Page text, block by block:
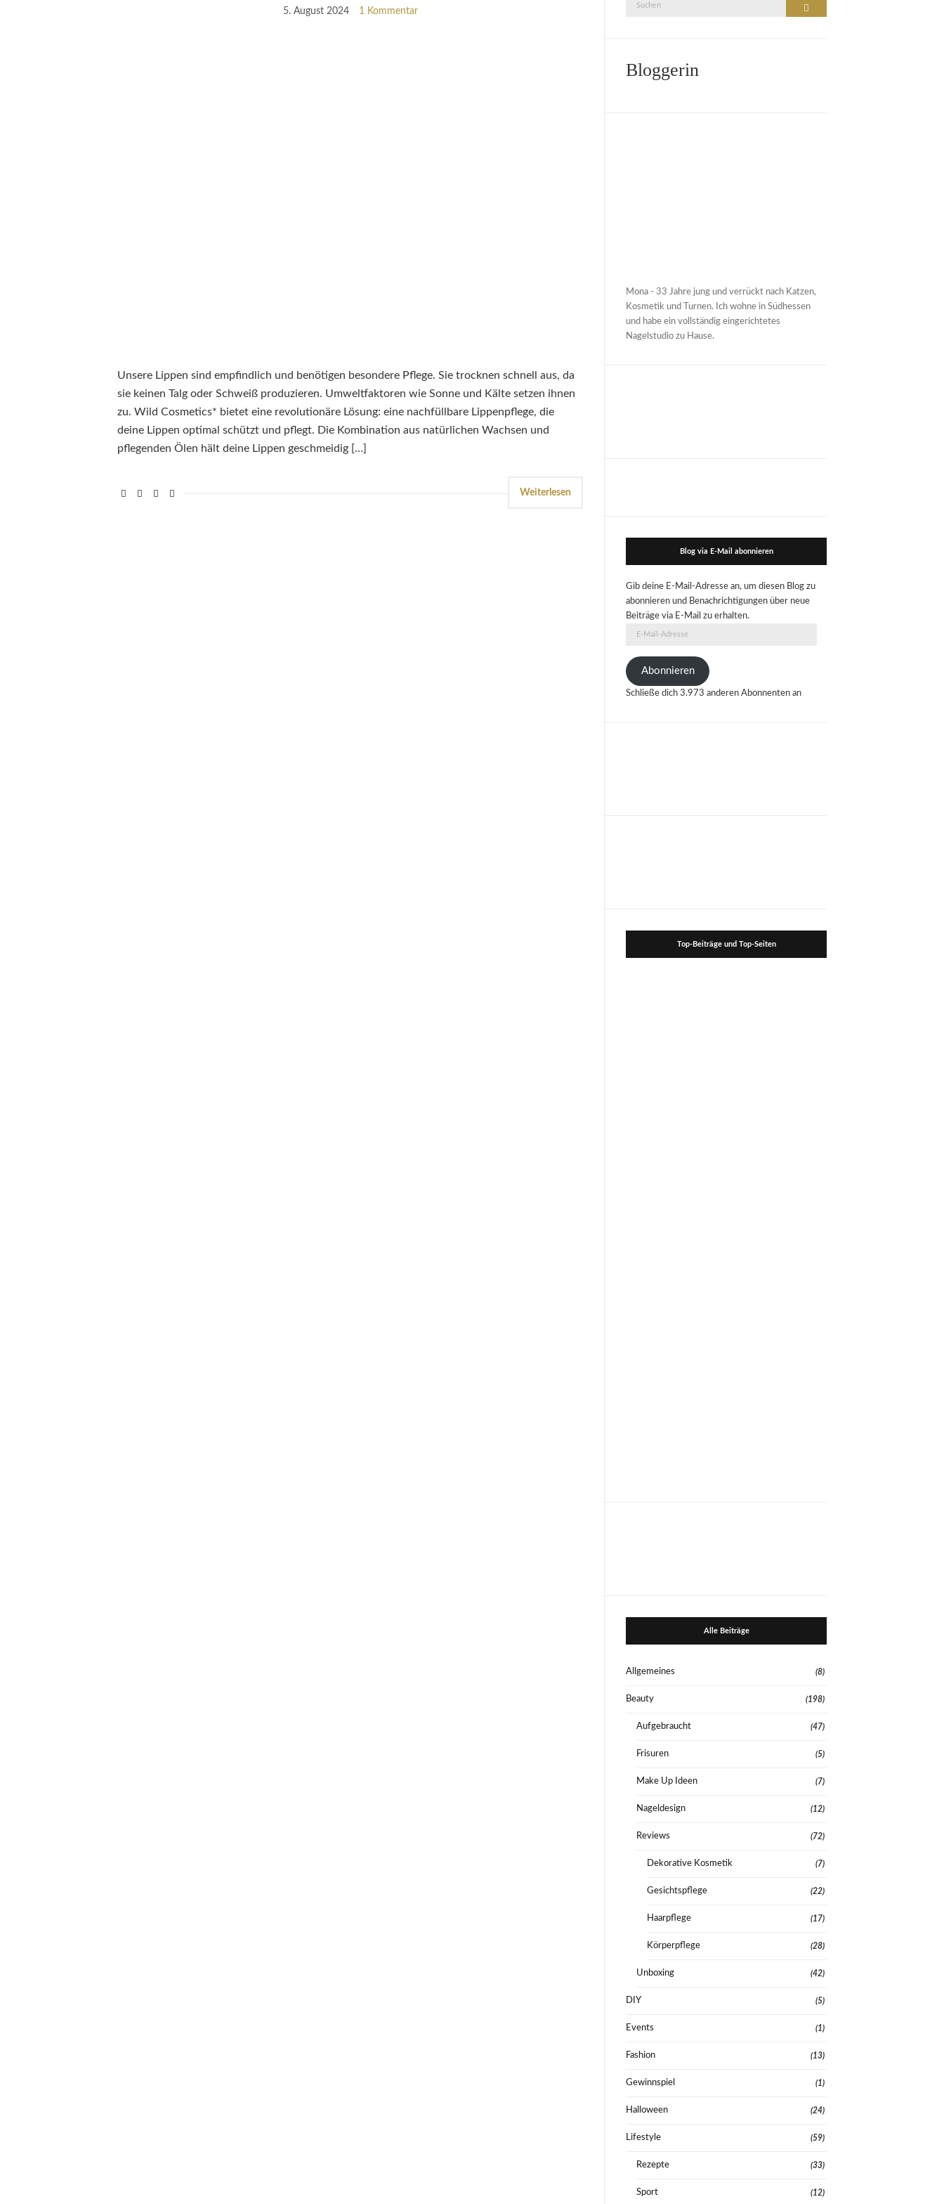
5. August 2024 1 Kommentar
Unsere Lippen sind empfindlich und benötigen besondere Pflege. Sie trocknen schnell aus, da
sie keinen Talg oder Schweiß produzieren. Umweltfaktoren wie Sonne und Kälte setzen ihnen
zu. Wild Cosmetics* bietet eine revolutionäre Lösung: eine nachfüllbare Lippenpflege, die
deine Lippen optimal schützt und pflegt. Die Kombination aus natürlichen Wachsen und
pflegenden Ölen hält deine Lippen geschmeidig […]
Weiterlesen
Suchen
Bloggerin
Mona - 33 Jahre jung und verrückt nach Katzen,
Kosmetik und Turnen. Ich wohne in Südhessen
und habe ein vollständig eingerichtetes
Nagelstudio zu Hause.
Blog via E-Mail abonnieren
Gib deine E-Mail-Adresse an, um diesen Blog zu
abonnieren und Benachrichtigungen über neue
Beiträge via E-Mail zu erhalten.
Adresse
Abonnieren
Schließe dich 3.973 anderen Abonnenten an
Top-Beiträge und Top-Seiten
Alle Beiträge
Allgemeines (8)
Beauty (198)
Aufgebraucht (47)
Frisuren (5)
Make Up Ideen (7)
Nageldesign (12)
Reviews (72)
Dekorative Kosmetik (7)
Gesichtspflege (22)
Haarpflege (17)
Körperpflege (28)
Unboxing (42)
DIY (5)
Events (1)
Fashion (13)
Gewinnspiel (1)
Halloween (24)
Lifestyle (59)
Rezepte (33)
Sport (12)